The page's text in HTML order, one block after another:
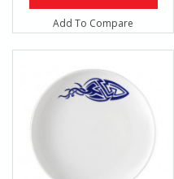
Add To Compare